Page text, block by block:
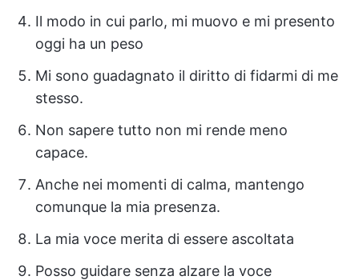
Il modo in cui parlo, mi muovo e mi presento
oggi ha un peso
Mi sono guadagnato il diritto di fidarmi di me
stesso.
Non sapere tutto non mi rende meno
capace.
Anche nei momenti di calma, mantengo
comunque la mia presenza.
La mia voce merita di essere ascoltata
Posso guidare senza alzare la voce